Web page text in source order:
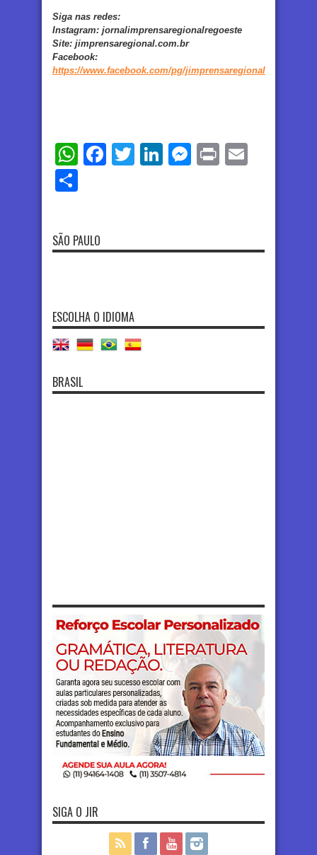
Siga nas redes:
Instagram: jornalimprensaregionalregoeste
Site: jimprensaregional.com.br
Facebook:
https://www.facebook.com/pg/jimprensaregional
WhatsApp
Facebook
TwitterLinkedIn
Messenger
Print
SÃO PAULO
ESCOLHA O IDIOMA
BRASIL
SIGA O JIR